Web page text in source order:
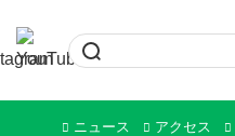
ニュース アクセス